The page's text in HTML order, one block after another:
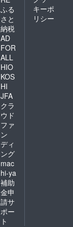
ふる
さと
納税
AD
FOR
ALL
HIO
KOS
HI
JFA
クラ
ウド
ファ
ン
ディ
ング
mac
hi-ya
補助
金申
請サ
ポー
ト
キーポ
リシー